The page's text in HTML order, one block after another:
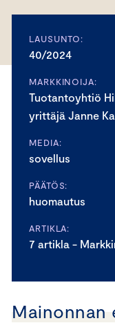
LAUSUNTO:
40/2024
MARKKINOIJA:
Tuotantoyhtiö
yrittäjä Janne
MEDIA:
sovellus
PÄÄTÖS:
huomautus
ARTIKLA:
7 artikla -
Mainonnan